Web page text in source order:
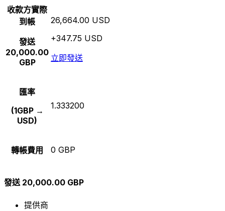
收款方實際
到帳
發送
20,000.00
GBP
26,664.00 USD
+347.75 USD
立即發送
匯率
(1GBP →
USD)
1.333200
轉帳費用 0 GBP
發送 20,000.00 GBP
提供商